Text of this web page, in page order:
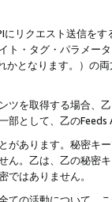
リクエスト送信を
ト・タグ・パラメー
かとなります。）の
を取得する場合、
部として、乙の
があります。秘密キ
ん。乙は、乙の秘密
ではありません。
ての活動について、